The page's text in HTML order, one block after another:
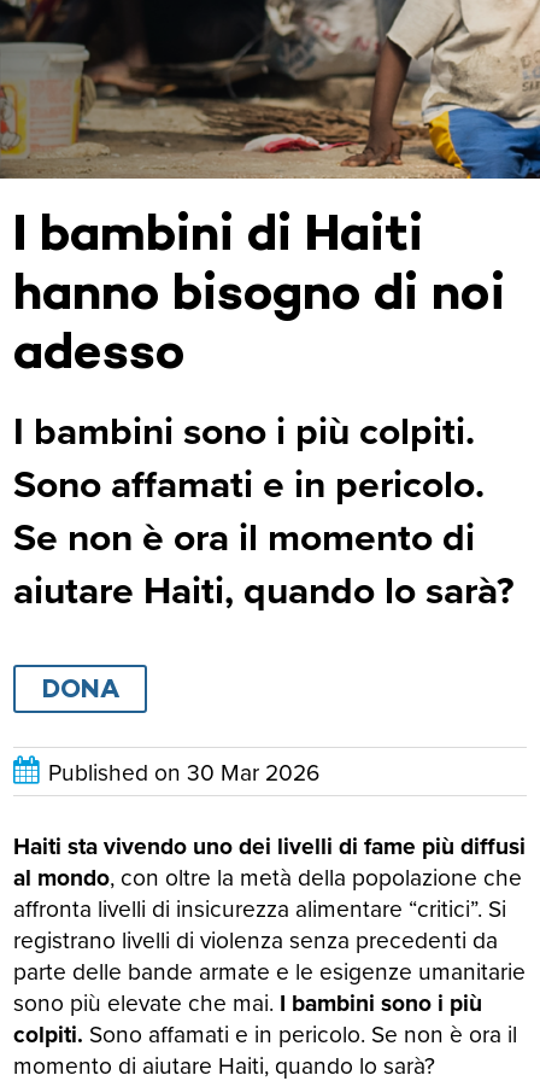
I bambini di Haiti
hanno bisogno di noi
adesso
I bambini sono i più colpiti.
Sono affamati e in pericolo.
Se non è ora il momento di
aiutare Haiti, quando lo sarà?
DONA
Published on 30 Mar 2026
Haiti sta vivendo uno dei livelli di fame più diffusi
al mondo, con oltre la metà della popolazione che
affronta livelli di insicurezza alimentare “critici”. Si
registrano livelli di violenza senza precedenti da
parte delle bande armate e le esigenze umanitarie
sono più elevate che mai. I bambini sono i più
colpiti. Sono affamati e in pericolo. Se non è ora il
momento di aiutare Haiti, quando lo sarà?